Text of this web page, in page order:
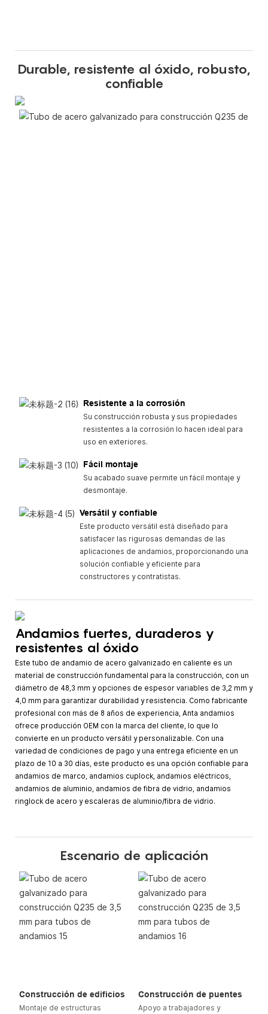
Durable, resistente al óxido, robusto,
confiable
Resistente a la corrosión
Su construcción robusta y sus propiedades
resistentes a la corrosión lo hacen ideal para
uso en exteriores.
Fácil montaje
Su acabado suave permite un fácil montaje y
desmontaje.
Versátil y confiable
Este producto versátil está diseñado para
satisfacer las rigurosas demandas de las
aplicaciones de andamios, proporcionando una
solución confiable y eficiente para
constructores y contratistas.
Andamios fuertes, duraderos y
resistentes al óxido
Este tubo de andamio de acero galvanizado en caliente es un
material de construcción fundamental para la construcción, con un
diámetro de 48,3 mm y opciones de espesor variables de 3,2 mm y
4,0 mm para garantizar durabilidad y resistencia. Como fabricante
profesional con más de 8 años de experiencia, Anta andamios
ofrece producción OEM con la marca del cliente, lo que lo
convierte en un producto versátil y personalizable. Con una
variedad de condiciones de pago y una entrega eficiente en un
plazo de 10 a 30 días, este producto es una opción confiable para
andamios de marco, andamios cuplock, andamios eléctricos,
andamios de aluminio, andamios de fibra de vidrio, andamios
ringlock de acero y escaleras de aluminio/fibra de vidrio.
Escenario de aplicación
Construcción de edificios
Montaje de estructuras
Construcción de puentes
Apoyo a trabajadores y